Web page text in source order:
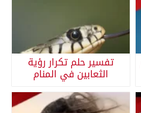
تفسير حلم تكرار رؤية
الثعابين في المنام